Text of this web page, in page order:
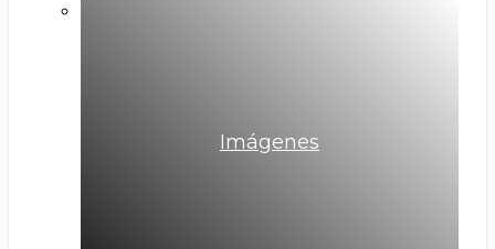
Imágenes